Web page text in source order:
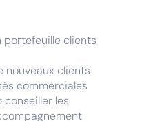
portefeuille clients
nouveaux clients
commerciales
conseiller les